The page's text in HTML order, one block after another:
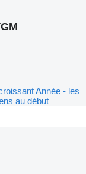
Année - les
au début